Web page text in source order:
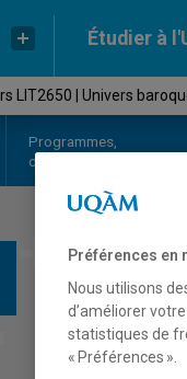
Étudier à
LIT2650 | Univers
Programmes,
cours et admission
Préférences en
Nous utilisons
d’améliorer
statistiques de
« Préférences ».